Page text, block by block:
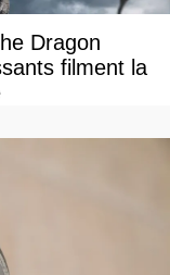
Dragon
filment la